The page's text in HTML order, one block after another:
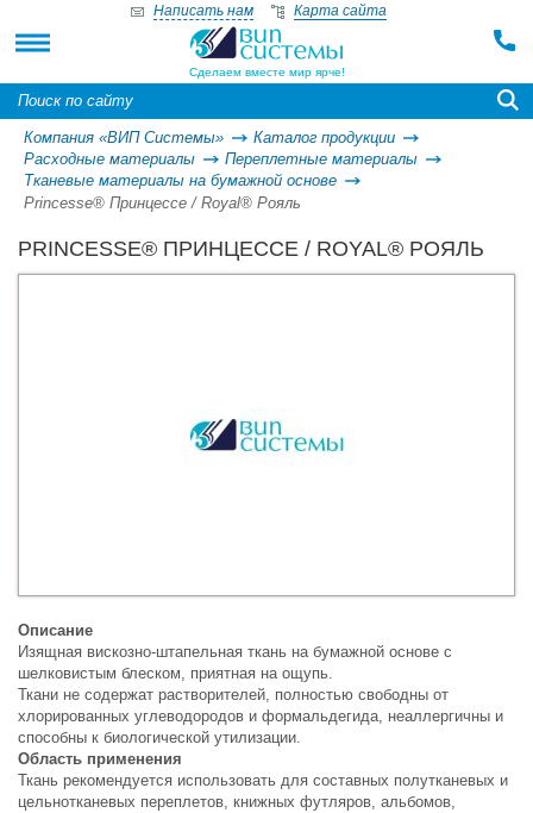
Сделаем вместе мир ярче!
Написать нам Карта сайта
Компания «ВИП Системы»
Каталог продукции
Расходные материалы
Переплетные материалы
Тканевые материалы на бумажной основе
Princesse® Принцессе / Royal® Рояль
PRINCESSE® ПРИНЦЕССЕ / ROYAL® РОЯЛЬ
PRINCESSE® ПРИНЦЕССЕ / ROYAL® РОЯЛЬ
Описание
Изящная вискозно-штапельная ткань на бумажной основе с
шелковистым блеском, приятная на ощупь.
Ткани не содержат растворителей, полностью свободны от
хлорированных углеводородов и формальдегида, неаллергичны и
способны к биологической утилизации.
Область применения
Ткань рекомендуется использовать для составных полутканевых и
цельнотканевых переплетов, книжных футляров, альбомов,